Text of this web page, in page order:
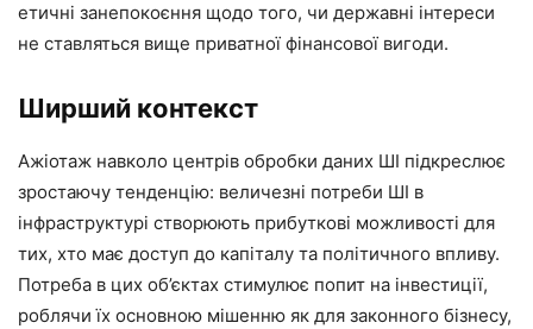
етичні занепокоєння щодо того, чи державні інтереси
не ставляться вище приватної фінансової вигоди.
Ширший контекст
Ажіотаж навколо центрів обробки даних ШІ підкреслює
зростаючу тенденцію: величезні потреби ШІ в
інфраструктурі створюють прибуткові можливості для
тих, хто має доступ до капіталу та політичного впливу.
Потреба в цих об’єктах стимулює попит на інвестиції,
роблячи їх основною мішенню як для законного бізнесу,